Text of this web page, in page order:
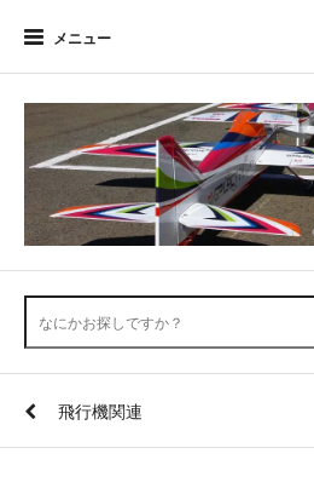
メニュー
飛行機関連